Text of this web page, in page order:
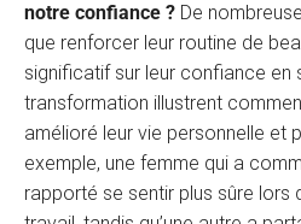
notre confiance ? De
que renforcer leur routine de
significatif sur leur confiance en
transformation illustrent
amélioré leur vie personnelle et
exemple, une femme qui a
rapporté se sentir plus sûre lors